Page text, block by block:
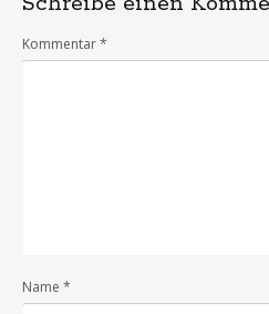
Kommentar*
Name *